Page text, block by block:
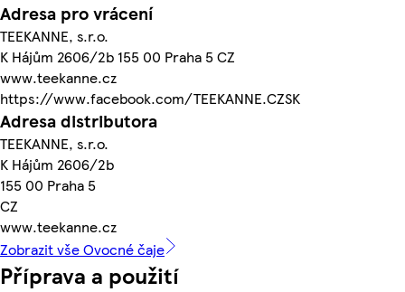
Adresa pro vrácení
TEEKANNE, s.r.o.
K Hájům 2606/2b 155 00 Praha 5 CZ
www.teekanne.cz
https://www.facebook.com/TEEKANNE.CZSK
Adresa distributora
TEEKANNE, s.r.o.
K Hájům 2606/2b
155 00 Praha 5
CZ
www.teekanne.cz
Zobrazit vše Ovocné čaje
Příprava a použití